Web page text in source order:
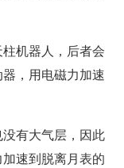
机器人，后者会
，用电磁力加速
有大气层，因此
速到脱离月表的